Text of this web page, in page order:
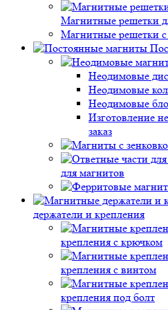
Магнитные решетки
Магнитные решетки с
Неодимовые
Неодимовые
Неодимовые
Изготовление
заказ
для магнитов
держатели и крепления
крепления с крючком
крепления с винтом
крепления под болт